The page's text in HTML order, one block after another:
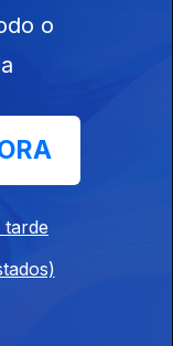
o
tarde